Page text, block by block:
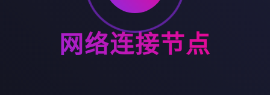
网络连接节点